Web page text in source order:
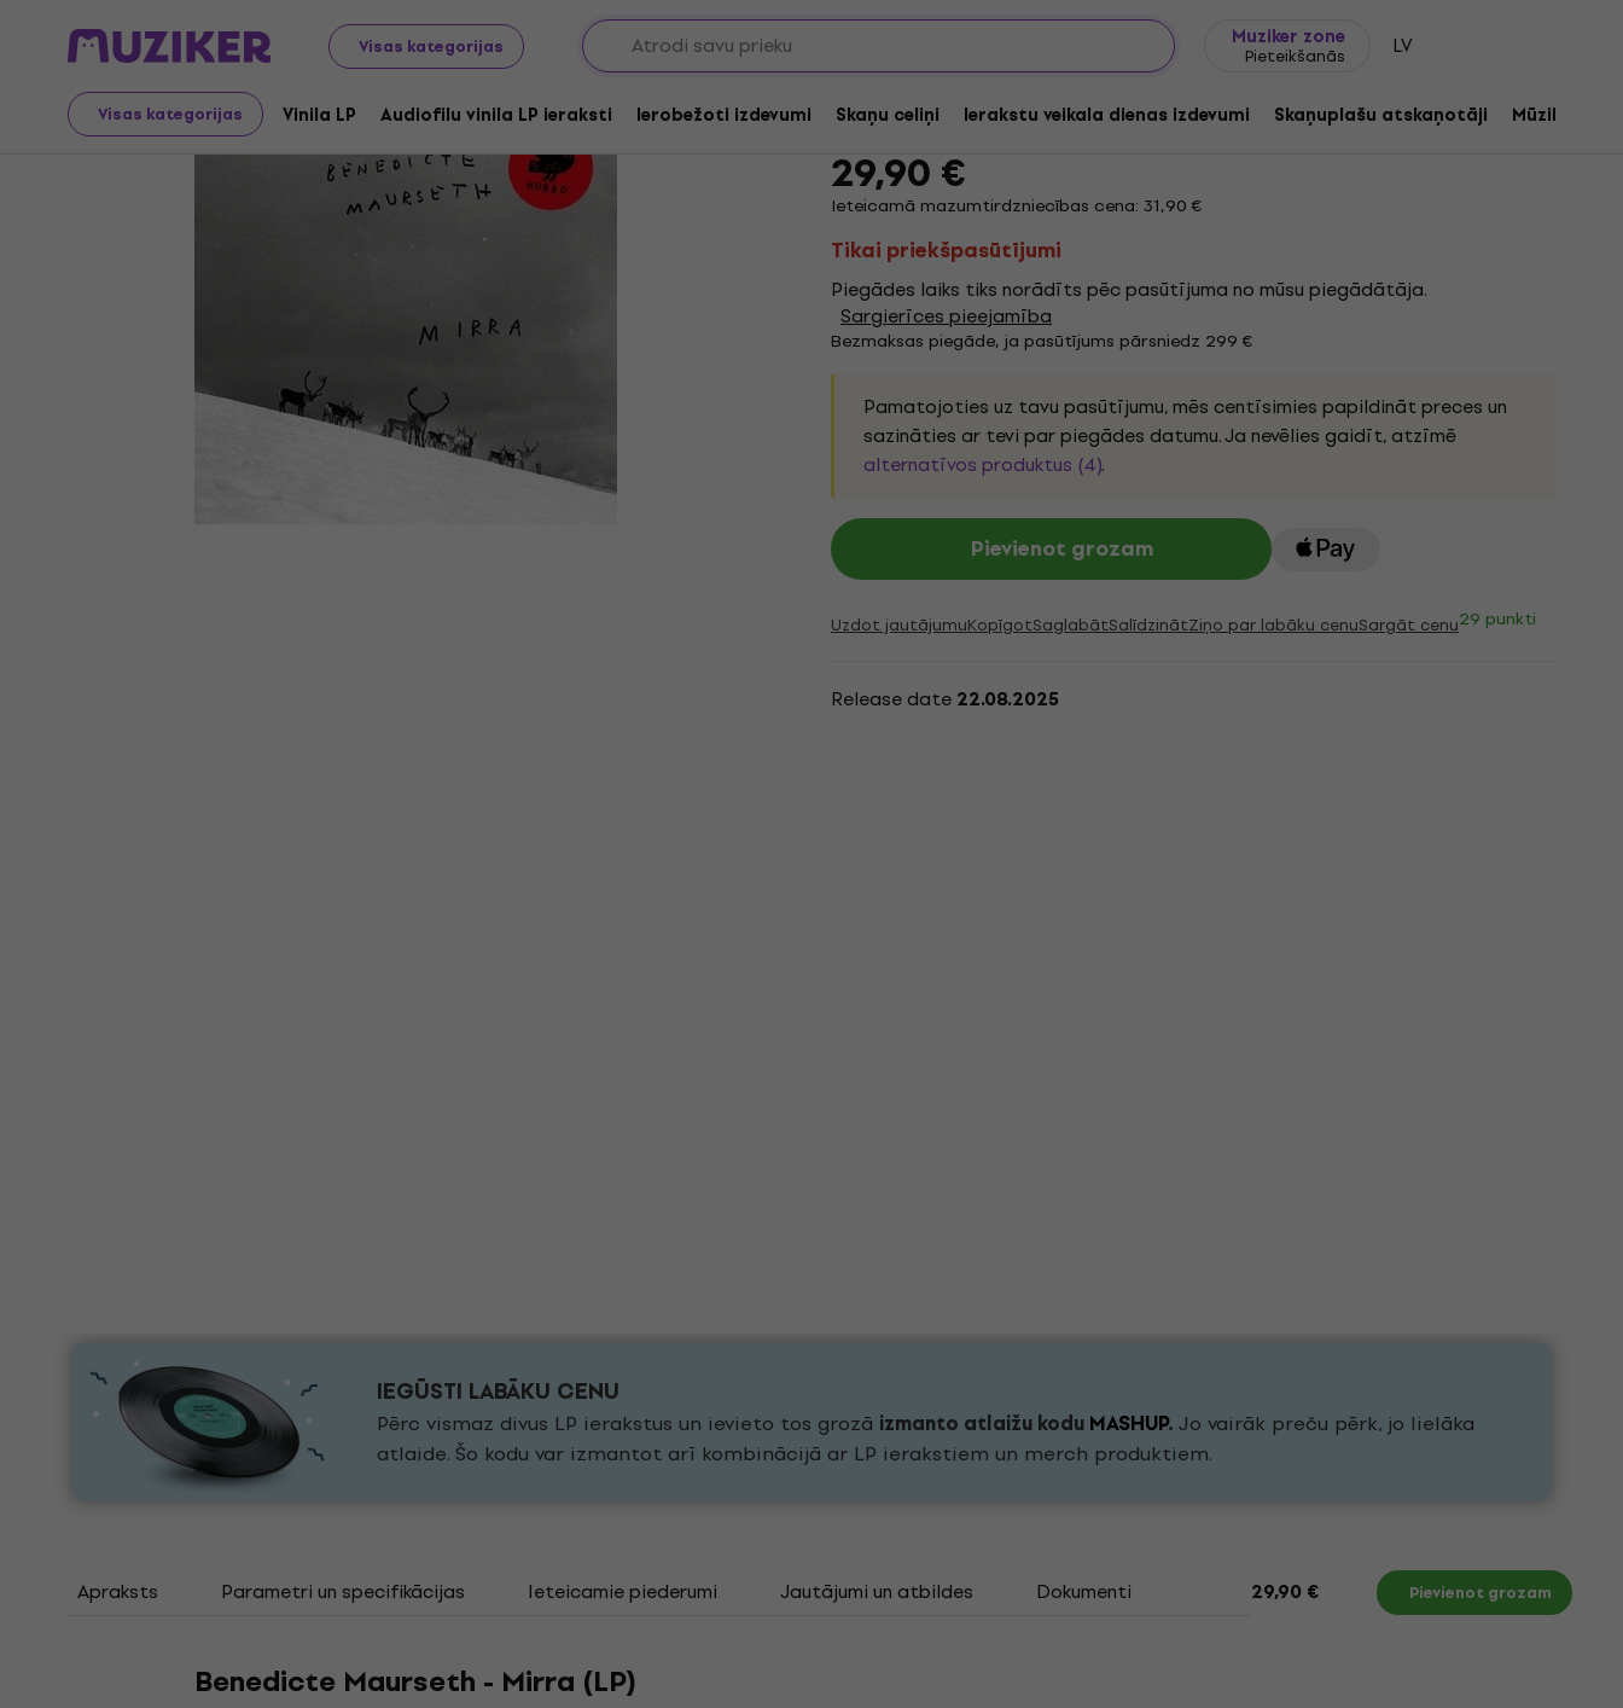
Visas kategorijas
Muziker zone
Pieteikšanās LV
Visas kategorijas Vinila LP Audiofilu vinila LP ieraksti Ierobežoti izdevumi Skaņu celiņi Ierakstu veikala dienas izdevumi Skaņuplašu atskaņotāji Mūzikas
LP ieraksti un kompaktdiski Vinila LP
Benedicte Maurseth - Mirra (LP)
Zīmols: Benedicte MaursethProdukta kods:1258133
29,90 €
Ieteicamā mazumtirdzniecības cena: 31,90 €
Tikai priekšpasūtījumi
Piegādes laiks tiks norādīts pēc pasūtījuma no mūsu piegādātāja.
Sargierīces pieejamība
Bezmaksas piegāde, ja pasūtījums pārsniedz 299 €
Pamatojoties uz tavu pasūtījumu, mēs centīsimies papildināt preces un
sazināties ar tevi par piegādes datumu. Ja nevēlies gaidīt, atzīmē
alternatīvos produktus (4).
Pievienot grozam
Uzdot jautājumuKopīgotSaglabātSalīdzinātZiņo par labāku cenuSargāt cenu29 punkti
Release date 22.08.2025
IEGŪSTI LABĀKU CENU
Pērc vismaz divus LP ierakstus un ievieto tos grozā izmanto atlaižu koduMASHUP.Jo vairāk preču pērk, jo lielāka
atlaide. Šo kodu var izmantot arī kombinācijā ar LP ierakstiem un merch produktiem.
Apraksts Parametri un specifikācijas Ieteicamie piederumi Jautājumi un atbildes Dokumenti 29,90 € Pievienot grozam
Benedicte Maurseth - Mirra (LP)